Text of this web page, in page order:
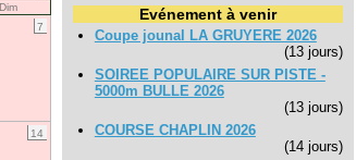
Dim
7
14
Evénement à venir
Coupe jounal LA GRUYERE 2026
(13 jours)
SOIREE POPULAIRE SUR PISTE -
5000m BULLE 2026
(13 jours)
COURSE CHAPLIN 2026
(14 jours)